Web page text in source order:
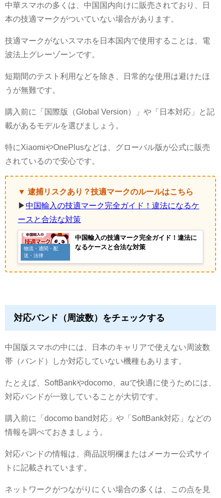
中華スマホの多くは、中国国内向けに販売されており、日
本の技適マークがついていない場合があります。
技適マークがないスマホを日本国内で使用することは、電
波法上グレーゾーンです。
短期間のテスト利用などを除き、日常的な使用は避けたほ
うが無難です。
購入前に「国際版（Global Version）」や「日本対応」と記
載があるモデルを選びましょう。
特にXiaomiやOnePlusなどは、グローバル版が公式に販売
されているので安心です。
▼ 逮捕リスクあり？技適マークのルールはこちら
▶中国輸入の技適マーク完全ガイド！違法になるケ
ースと合法な対策
物流・通関・配
送・法律
中国輸入の技適マーク完全ガイド！違法に
なるケースと合法な対策
対応バンド（周波数）をチェックする
中国版スマホの中には、日本のキャリアで使えない周波数
帯（バンド）しか対応していない機種もあります。
たとえば、SoftBankやdocomo、auで快適に使うためには、
対応バンドが一致していることが大切です。
購入前に「docomo band対応」や「SoftBank対応」などの
情報を調べておきましょう。
対応バンドの情報は、商品説明欄またはメーカー公式サイ
トに記載されています。
ネットワークがつながりにくい場合の多くは、この点を見